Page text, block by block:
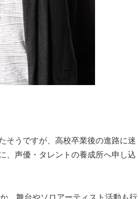
そうですが、高校卒業後の進路に迷
、声優・タレントの養成所へ申し込